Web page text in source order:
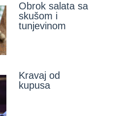
Obrok salata sa
skušom i
tunjevinom
Kravaj od
kupusa